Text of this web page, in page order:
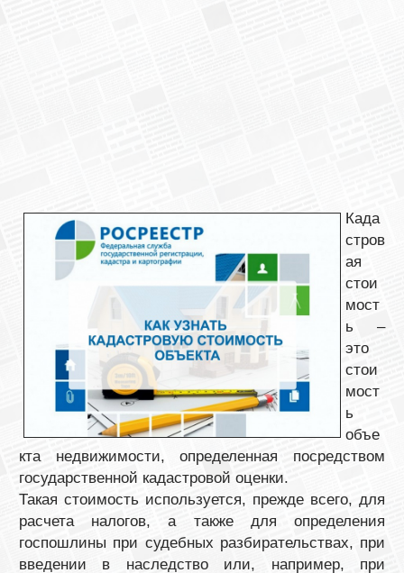
Када
стров
ая
стои
мост
ь –
это
стои
мост
ь
объе
кта недвижимости, определенная посредством
государственной кадастровой оценки.
Такая стоимость используется, прежде всего, для
расчета налогов, а также для определения
госпошлины при судебных разбирательствах, при
введении в наследство или, например, при